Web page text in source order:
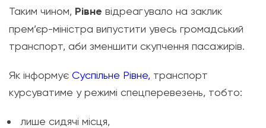
Таким чином, Рівне відреагувало на заклик
прем’єр-міністра випустити увесь громадський
транспорт, аби зменшити скупчення пасажирів.
Як інформує Суспільне Рівне, транспорт
курсуватиме у режимі спецперевезень, тобто:
лише сидячі місця,